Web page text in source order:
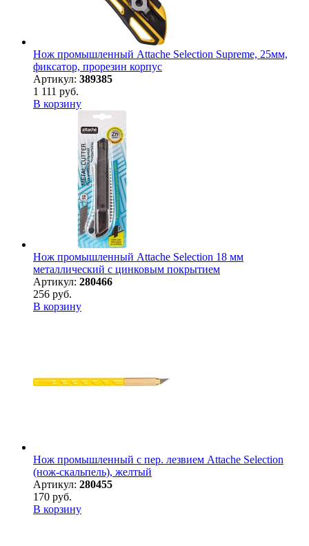
Нож промышленный Attache Selection Supreme, 25мм,
фиксатор, прорезин корпус
Артикул: 389385
1 111 руб.
В корзину
Нож промышленный Attache Selection 18 мм
металлический с цинковым покрытием
Артикул: 280466
256 руб.
В корзину
Нож промышленный с пер. лезвием Attache Selection
(нож-скальпель), желтый
Артикул: 280455
170 руб.
В корзину